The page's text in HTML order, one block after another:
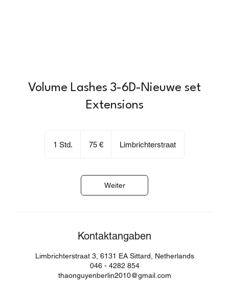
Volume Lashes 3-6D-Nieuwe set
Extensions
1 Std. 75 € Limbrichterstraat
Weiter
Kontaktangaben
Limbrichterstraat 3, 6131 EA Sittard, Netherlands
046 - 4282 854
thaonguyenberlin2010@gmail.com